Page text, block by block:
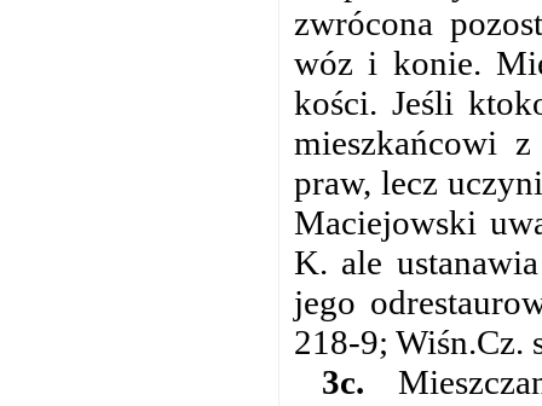
zwrócona
wóz i konie.
kości. Jeśli
mieszkańcowi
praw, lecz
Maciejowski
K. ale
jego
218-9; Wiśn.Cz.
3c.